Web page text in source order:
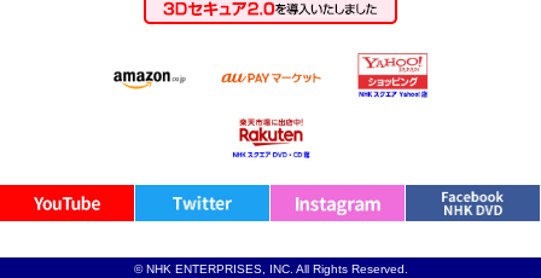
© NHK ENTERPRISES, INC. All Rights Reserved.